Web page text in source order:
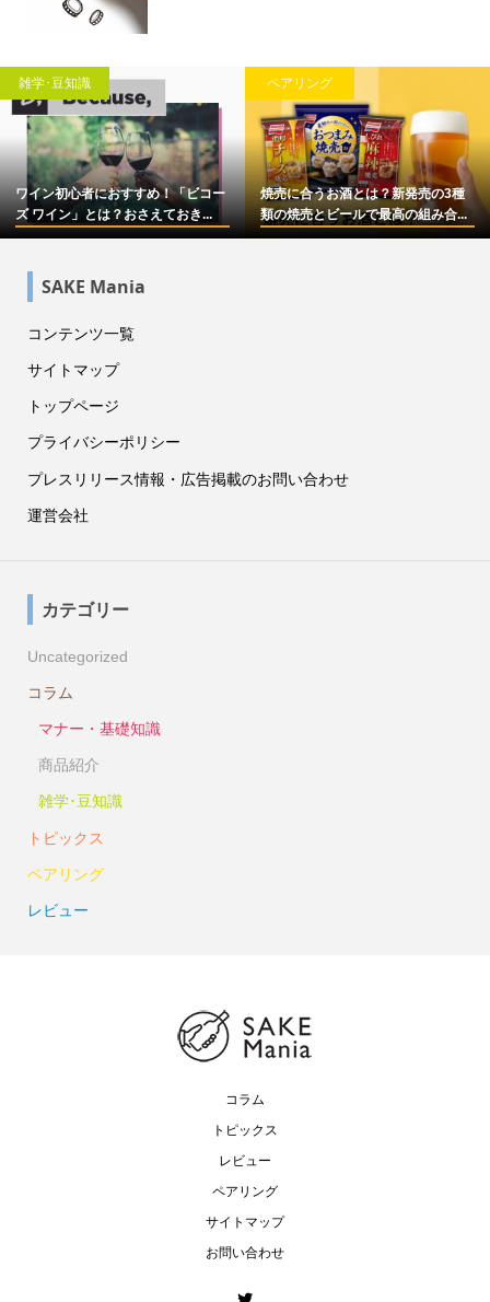
雑学･豆知識
ワイン初心者におすすめ！「ビコー
ズ ワイン」とは？おさえておき...
ペアリング
焼売に合うお酒とは？新発売の3種
類の焼売とビールで最高の組み合...
SAKE Mania
コンテンツ一覧
サイトマップ
トップページ
プライバシーポリシー
プレスリリース情報・広告掲載のお問い合わせ
運営会社
カテゴリー
Uncategorized
コラム
マナー・基礎知識
商品紹介
雑学･豆知識
トピックス
ペアリング
レビュー
コラム
トピックス
レビュー
ペアリング
サイトマップ
お問い合わせ